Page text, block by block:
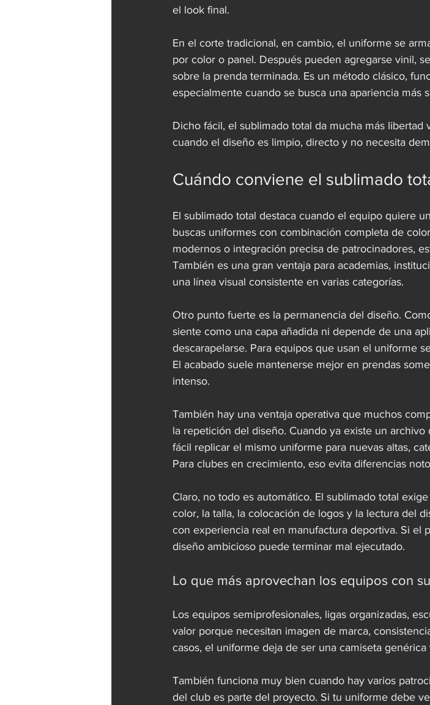
el look final.
En el corte tradicional, en cambio, el uniforme se
por color o panel. Después pueden agregarse vinil,
sobre la prenda terminada. Es un método clásico,
especialmente cuando se busca una apariencia más
Dicho fácil, el sublimado total da mucha más libertad
cuando el diseño es limpio, directo y no necesita
Cuándo conviene el sublimado
El sublimado total destaca cuando el equipo quiere
buscas uniformes con combinación completa de
modernos o integración precisa de patrocinadores,
También es una gran ventaja para academias,
una línea visual consistente en varias categorías.
Otro punto fuerte es la permanencia del diseño.
siente como una capa añadida ni depende de una
descarapelarse. Para equipos que usan el uniforme
El acabado suele mantenerse mejor en prendas
intenso.
También hay una ventaja operativa que muchos
la repetición del diseño. Cuando ya existe un
fácil replicar el mismo uniforme para nuevas altas,
Para clubes en crecimiento, eso evita diferencias
Claro, no todo es automático. El sublimado total
color, la talla, la colocación de logos y la lectura del
con experiencia real en manufactura deportiva. Si el
diseño ambicioso puede terminar mal ejecutado.
Lo que más aprovechan los equipos con
Los equipos semiprofesionales, ligas organizadas,
valor porque necesitan imagen de marca,
casos, el uniforme deja de ser una camiseta
También funciona muy bien cuando hay varios
del club es parte del proyecto. Si tu uniforme debe